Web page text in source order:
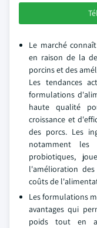
Le marché
en raison de la
porcins et des
Les tendances
formulations
haute qualité
croissance et
des porcs. Les
notamment les
probiotiques,
l'amélioration
coûts de
Les formulations
avantages qui
poids tout en